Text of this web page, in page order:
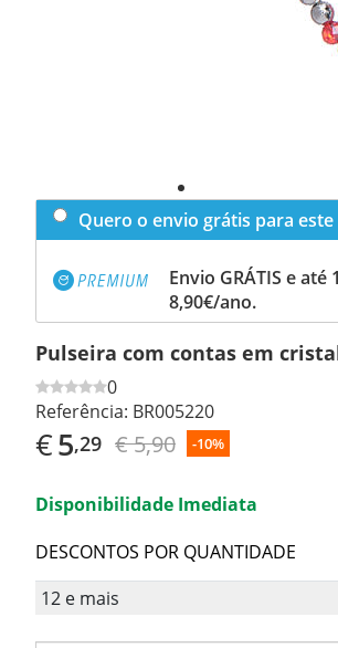
Quero o envio grátis para
Envio GRÁTIS e
8,90€/ano.
Pulseira com contas em
0
Referência: BR005220
€5,29 € 5,90 -10%
Disponibilidade Imediata
DESCONTOS POR QUANTIDADE
12 e mais